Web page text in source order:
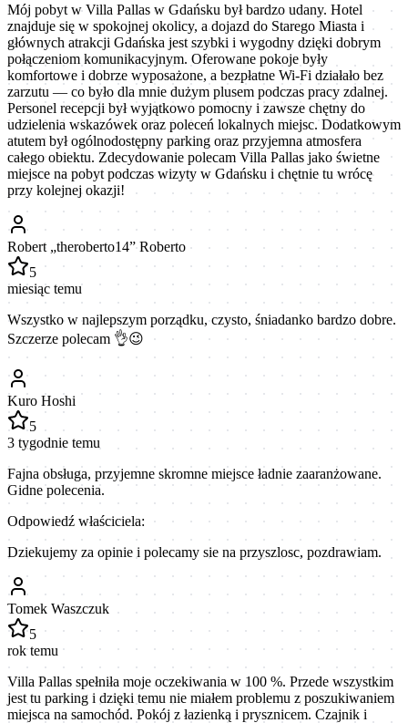
Mój pobyt w Villa Pallas w Gdańsku był bardzo udany. Hotel
znajduje się w spokojnej okolicy, a dojazd do Starego Miasta i
głównych atrakcji Gdańska jest szybki i wygodny dzięki dobrym
połączeniom komunikacyjnym. Oferowane pokoje były
komfortowe i dobrze wyposażone, a bezpłatne Wi-Fi działało bez
zarzutu — co było dla mnie dużym plusem podczas pracy zdalnej.
Personel recepcji był wyjątkowo pomocny i zawsze chętny do
udzielenia wskazówek oraz poleceń lokalnych miejsc. Dodatkowym
atutem był ogólnodostępny parking oraz przyjemna atmosfera
całego obiektu. Zdecydowanie polecam Villa Pallas jako świetne
miejsce na pobyt podczas wizyty w Gdańsku i chętnie tu wrócę
przy kolejnej okazji!
Robert „theroberto14” Roberto
5
miesiąc temu
Wszystko w najlepszym porządku, czysto, śniadanko bardzo dobre.
Szczerze polecam 👌😉
Kuro Hoshi
5
3 tygodnie temu
Fajna obsługa, przyjemne skromne miejsce ładnie zaaranżowane.
Gidne polecenia.
Odpowiedź właściciela:
Dziekujemy za opinie i polecamy sie na przyszlosc, pozdrawiam.
Tomek Waszczuk
5
rok temu
Villa Pallas spełniła moje oczekiwania w 100 %. Przede wszystkim
jest tu parking i dzięki temu nie miałem problemu z poszukiwaniem
miejsca na samochód. Pokój z łazienką i prysznicem. Czajnik i